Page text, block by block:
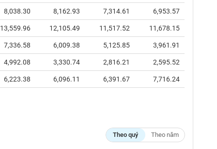
8,038.30 8,162.93 7,314.61 6,953.57
13,559.96 12,105.49 11,517.52 11,678.15
7,336.58 6,009.38 5,125.85 3,961.91
4,992.08 3,330.74 2,816.21 2,595.52
6,223.38 6,096.11 6,391.67 7,716.24
Theo quý Theo năm